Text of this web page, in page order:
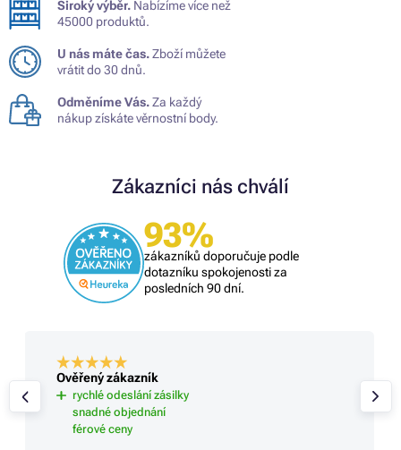
Široký výběr. Nabízíme více než
45000 produktů.
U nás máte čas.Zboží můžete
vrátit do 30 dnů.
Odměníme Vás.Za každý
nákup získáte věrnostní body.
Zákazníci nás chválí
93%
zákazníků doporučuje podle
dotazníku spokojenosti za
posledních 90 dní.
Ověřený zákazník
rychlé odeslání zásilky
snadné objednání
férové ceny